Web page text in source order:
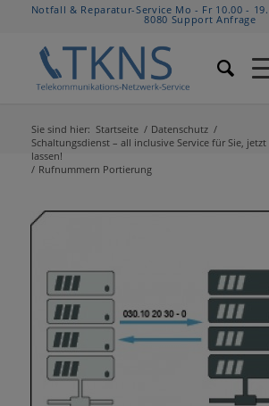
Notfall & Reparatur-Service Mo - Fr 10.00 -
8080 Support Anfrage
Sie sind hier: Startseite / Datenschutz /
Schaltungsdienst – all inclusive Service für Sie,
lassen!
/ Rufnummern Portierung